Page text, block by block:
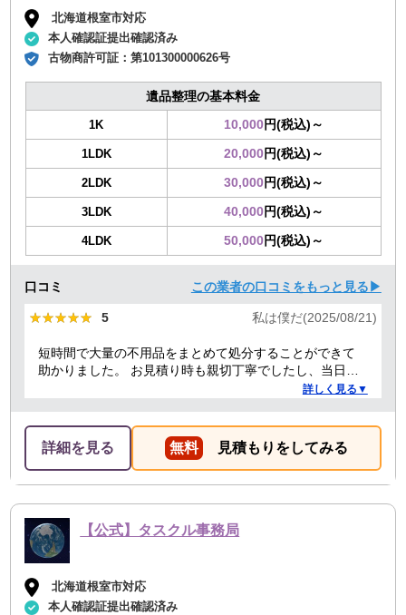
北海道根室市対応
本人確認証提出確認済み
古物商許可証：第101300000626号
遺品整理の基本料金
1K 10,000円(税込)～
1LDK 20,000円(税込)～
2LDK 30,000円(税込)～
3LDK 40,000円(税込)～
4LDK 50,000円(税込)～
口コミ この業者の口コミをもっと見る▶
★★★★★
★★★★★ 5 私は僕だ(2025/08/21)
短時間で大量の不用品をまとめて処分することができて
助かりました。 お見積り時も親切丁寧でしたし、当日作
業を担当してくれた方たちも礼儀正しく気持ちよく対応
詳しく見る▼
詳細を見る 無料 見積もりをしてみる
【公式】タスクル事務局
北海道根室市対応
本人確認証提出確認済み